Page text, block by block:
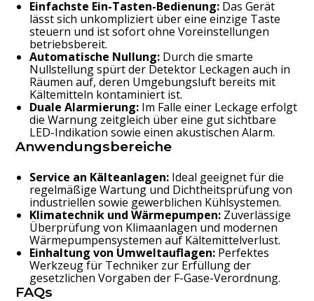
Einfachste Ein-Tasten-Bedienung:Das Gerät
lässt sich unkompliziert über eine einzige Taste
steuern und ist sofort ohne Voreinstellungen
betriebsbereit.
Automatische Nullung:Durch die smarte
Nullstellung spürt der Detektor Leckagen auch in
Räumen auf, deren Umgebungsluft bereits mit
Kältemitteln kontaminiert ist.
Duale Alarmierung:Im Falle einer Leckage erfolgt
die Warnung zeitgleich über eine gut sichtbare
LED-Indikation sowie einen akustischen Alarm.
Anwendungsbereiche
Service an Kälteanlagen:Ideal geeignet für die
regelmäßige Wartung und Dichtheitsprüfung von
industriellen sowie gewerblichen Kühlsystemen.
Klimatechnik und Wärmepumpen:Zuverlässige
Überprüfung von Klimaanlagen und modernen
Wärmepumpensystemen auf Kältemittelverlust.
Einhaltung von Umweltauflagen:Perfektes
Werkzeug für Techniker zur Erfüllung der
gesetzlichen Vorgaben der F-Gase-Verordnung.
FAQs